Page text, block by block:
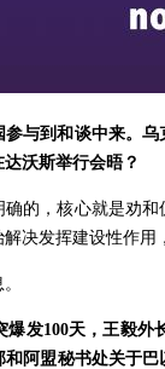
与到和谈中来。
沃斯举行会晤？
的，核心就是劝
决发挥建设性作
爆发100天，王毅
阿盟秘书处关于